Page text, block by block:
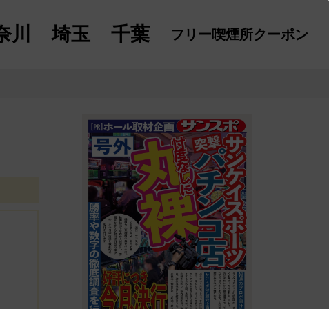
川 埼玉 千葉 フリー喫煙所クーポン